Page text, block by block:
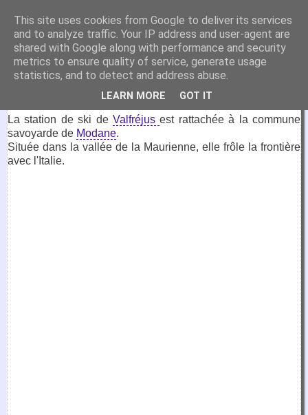
VirtuaFrance
Visitez la France depuis votre fauteuil.
9 janvier 2017
Valfréjus
La station de ski de Valfréjusest rattachée à la commune
savoyarde de Modane.
Située dans la vallée de la Maurienne, elle frôle la frontière
avec l'Italie.
This site uses cookies from Google to deliver its services
and to analyze traffic. Your IP address and user-agent are
shared with Google along with performance and security
metrics to ensure quality of service, generate usage
statistics, and to detect and address abuse.
LEARN MORE GOT IT